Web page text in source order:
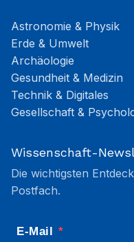
Astronomie & Physik
Erde & Umwelt
Archäologie
Gesundheit & Medizin
Technik & Digitales
Gesellschaft &
Wissenschaft-
Die wichtigsten
Postfach.